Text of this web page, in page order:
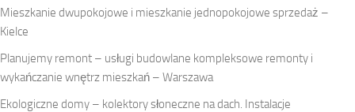
Mieszkanie dwupokojowe i mieszkanie jednopokojowe sprzedaż –
Kielce
Planujemy remont – usługi budowlane kompleksowe remonty i
wykańczanie wnętrz mieszkań – Warszawa
Ekologiczne domy – kolektory słoneczne na dach. Instalacje